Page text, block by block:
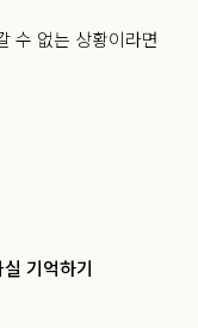
수 없는 상황이라면
기억하기